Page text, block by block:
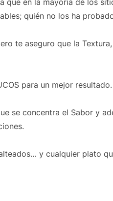
que en la mayoría de los
quién no los ha
te aseguro que la
para un mejor resultado.
se concentra el Sabor y
y cualquier plato